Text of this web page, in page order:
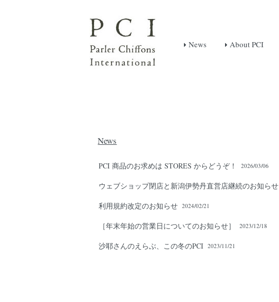
News About PCI
News
PCI 商品のお求めは STORES からどうぞ！ 2026/03/06
ウェブショップ閉店と新潟伊勢丹直営店継続のお知らせ
利用規約改定のお知らせ 2024/02/21
［年末年始の営業日についてのお知らせ］ 2023/12/18
沙耶さんのえらぶ、この冬のPCI 2023/11/21